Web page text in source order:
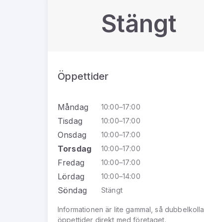
Stängt
Öppettider
Måndag 10:00–17:00
Tisdag 10:00–17:00
Onsdag 10:00–17:00
Torsdag 10:00–17:00
Fredag 10:00–17:00
Lördag 10:00–14:00
Söndag Stängt
Informationen är lite gammal, så dubbelkolla
öppettider direkt med företaget.